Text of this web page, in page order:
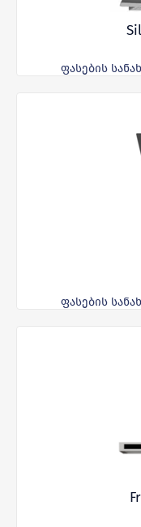
ფასების
ფასების